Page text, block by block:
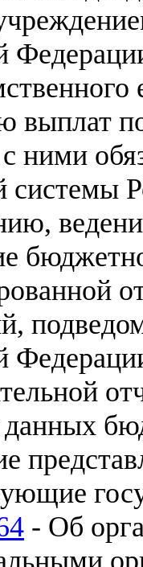
выплат
ними
системы
- Об